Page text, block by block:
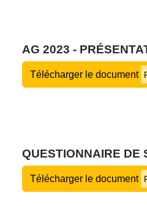
AG 2023 -
Télécharger le document
QUESTIONNAIRE DE
Télécharger le document